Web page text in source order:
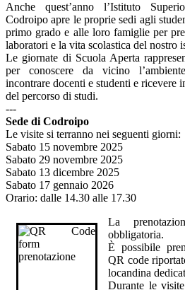
Anche quest’anno l’Istituto
Codroipo apre le proprie sedi agli
primo grado e alle loro famiglie per
laboratori e la vita scolastica del nostro
Le giornate di Scuola Aperta
per conoscere da vicino
incontrare docenti e studenti e ricevere
del percorso di studi.
---
Sede di Codroipo
Le visite si terranno nei seguenti giorni:
Sabato 15 novembre 2025
Sabato 29 novembre 2025
Sabato 13 dicembre 2025
Sabato 17 gennaio 2026
Orario: dalle 14.30 alle 17.30
La
obbligatoria.
È possibile
QR code
locandina
Durante le